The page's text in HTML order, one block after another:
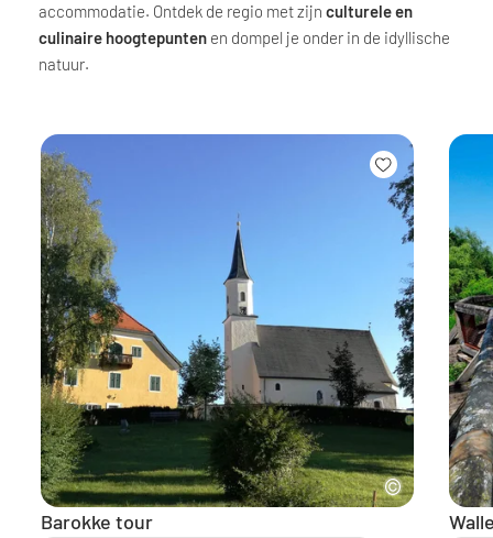
accommodatie. Ontdek de regio met zijn culturele en
culinaire hoogtepunten en dompel je onder in de idyllische
natuur.
Barokke tour